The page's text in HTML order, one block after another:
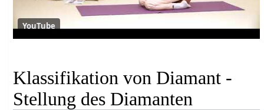
YouTube
Klassifikation von Diamant -
Stellung des Diamanten